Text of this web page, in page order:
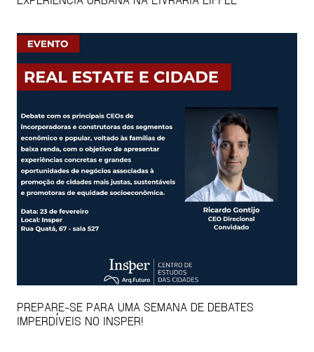
PREPARE-SE PARA UMA SEMANA DE DEBATES
IMPERDÍVEIS NO INSPER!